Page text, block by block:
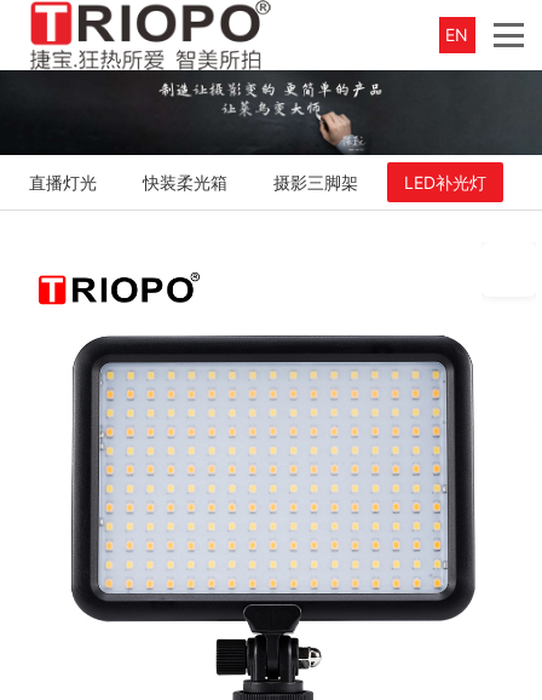
EN
直播灯光 快装柔光箱 摄影三脚架 LED补光灯